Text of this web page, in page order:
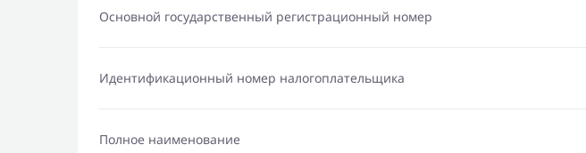
Основной государственный регистрационный номер
Идентификационный номер налогоплательщика
Полное наименование